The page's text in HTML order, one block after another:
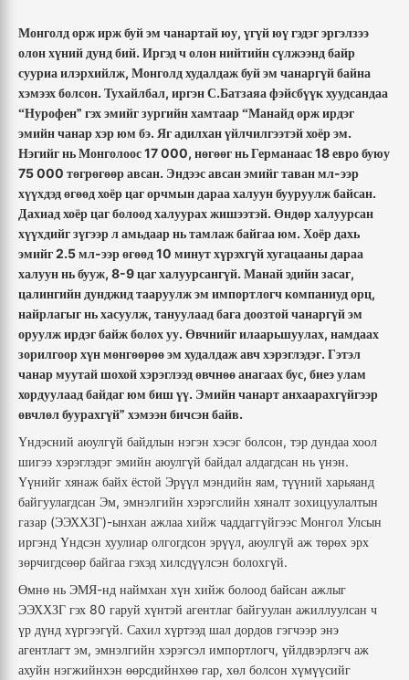
Монголдоржиржбуйэм чанартайюу, үгүйюүгэдэгэргэлзээ
олонхүнийдундбий. Иргэдчолоннийтийнсүлжээндбайр
сууриаилэрхийлж, Монголдхудалдажбуйэм чанаргүйбайна
хэмээхболсон. Тухайлбал, иргэнС.Батзаяафэйсбүүкхуудсандаа
“Нурофен” гэхэмийгзургийнхамтаар “Манайдоржирдэг
эмийнчанархэрюм бэ. Ягадилханүйлчилгээтэйхоёрэм.
НэгийгньМонголоос17 000, нөгөөгньГерманаас18евробуюу
75 000 төгрөгөөравсан. Эндээсавсанэмийгтаванмл-ээр
хүүхдэдөгөөдхоёрцагорчмындараахалуунбууруулжбайсан.
Дахиадхоёрцагболоодхалуурахжишээтэй. Өндөрхалуурсан
хүүхдийгзүгээрламьдаарньтамлажбайгааюм. Хоёрдахь
эмийг2.5мл-ээрөгөөд10 минутхүрэхгүйхугацааныдараа
халуунньбууж, 8-9цагхалуурсангүй. Манайэдийнзасаг,
цалингийндунджидтааруулжэм импортлогчкомпаниудорц,
найрлагыгньхасуулж, тануулаадбагадоозтойчанаргүйэм
оруулжирдэгбайжболохуу. Өвчнийгилаарьшуулах, намдаах
зорилгоорхүнмөнгөөрөөэм худалдажавчхэрэглэдэг. Гэтэл
чанармуутайшохойхэрэглээдөвчнөөанагаахбус, биеэулам
хордуулаадбайдагюм бишүү. Эмийнчанартанхаарахгүйгээр
өвчлөлбуурахгүй” хэмээнбичсэнбайв.
Үндэсний аюулгүй байдлын нэгэн хэсэг болсон, тэр дундаа хоол
шигээ хэрэглэдэг эмийн аюулгүй байдал алдагдсан нь үнэн.
Үүнийг хянаж байх ёстой Эрүүл мэндийн яам, түүний харьяанд
байгуулагдсан Эм, эмнэлгийн хэрэгслийн хяналт зохицуулалтын
газар (ЭЭХХЗГ)-ынхан ажлаа хийж чаддаггүйгээс Монгол Улсын
иргэнд Үндсэн хуулиар олгогдсон эрүүл, аюулгүй аж төрөх эрх
зөрчигдсөөр байгаа гэхэд хилсдүүлсэн болохгүй.
Өмнө нь ЭМЯ-нд наймхан хүн хийж болоод байсан ажлыг
ЭЭХХЗГ гэх 80 гаруй хүнтэй агентлаг байгуулан ажиллуулсан ч
үр дүнд хүргээгүй. Сахил хүртээд шал дордов гэгчээр энэ
агентлагт эм, эмнэлгийн хэрэгсэл импортлогч, үйлдвэрлэгч аж
ахуйн нэгжийнхэн өөрсдийнхөө гар, хөл болсон хүмүүсийг